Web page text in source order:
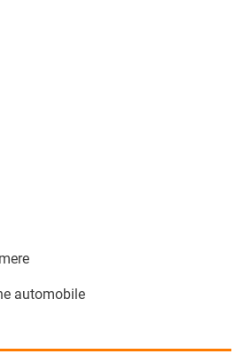
automobile